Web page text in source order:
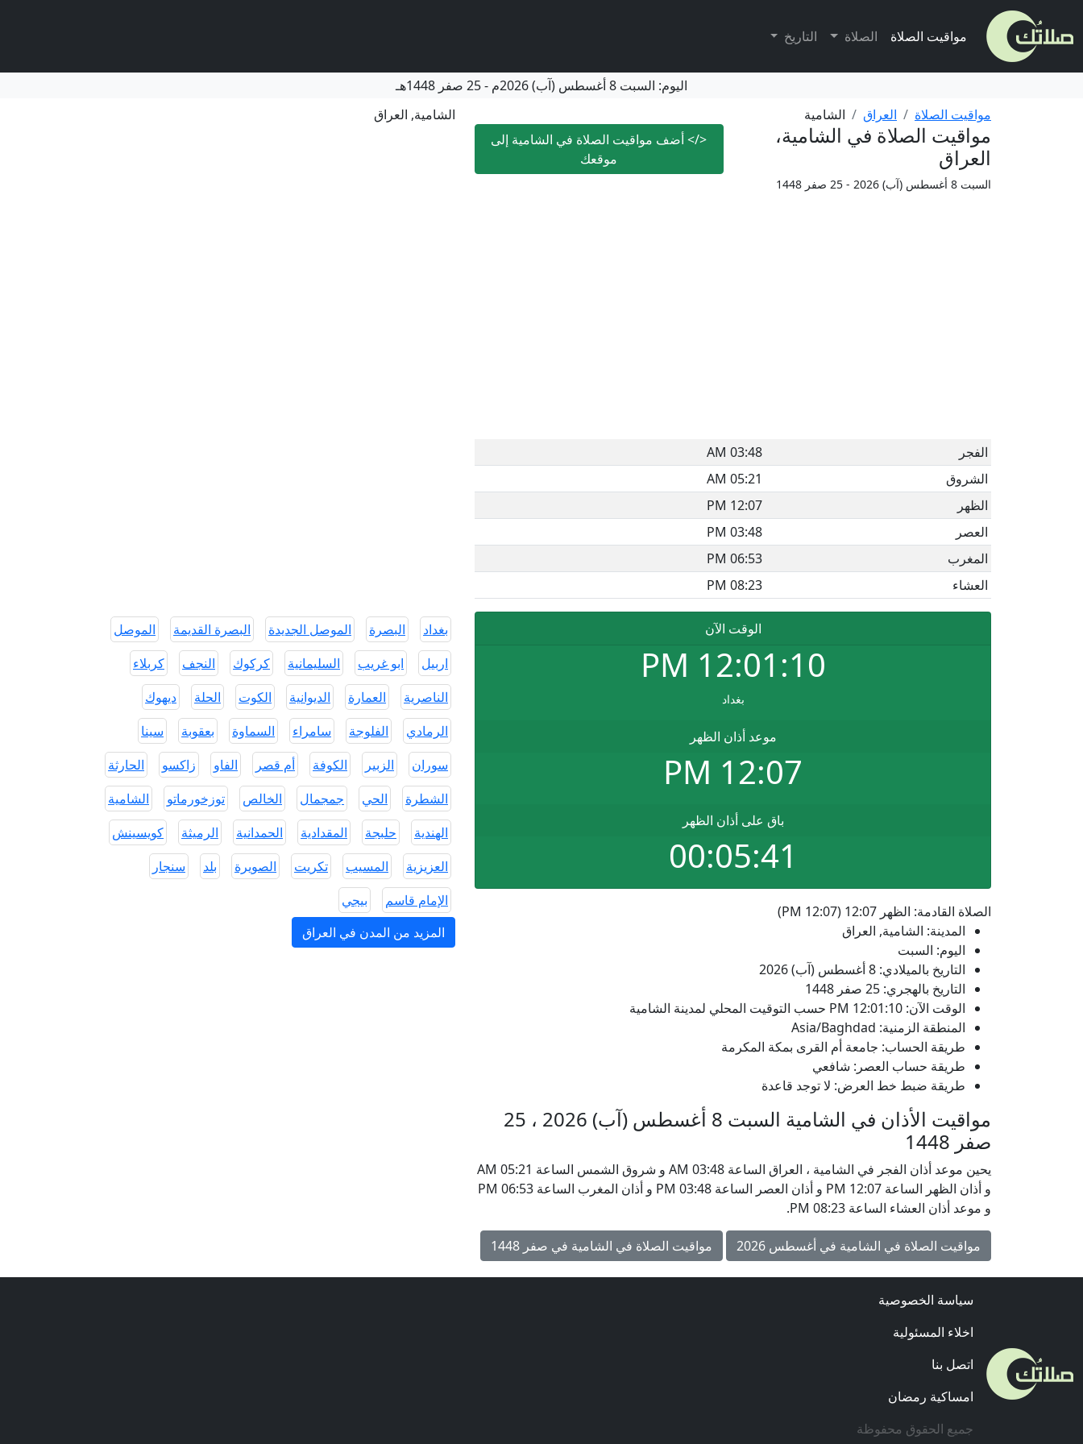
مواقيت الصلاة الصلاة التاريخ
اليوم: السبت 8 أغسطس (آب) 2026م -25 صفر 1448هـ
مواقيت الصلاة
العراق الشامية
مواقيت الصلاة في الشامية،
العراق
</>أضف مواقيت الصلاة في الشامية إلى
موقعك
السبت 8 أغسطس (آب) 2026 - 25 صفر 1448
الفجر
03:48 AM
الشروق
05:21 AM
الظهر
12:07 PM
العصر
03:48 PM
المغرب
06:53 PM
العشاء
08:23 PM
الوقت الآن
12:01:10
PM
بغداد
موعد أذان الظهر
12:07 PM
باق على أذان الظهر
00:05:41
الصلاة القادمة: الظهر 12:07 (12:07 PM)
المدينة: الشامية, العراق
اليوم: السبت
التاريخ بالميلادي: 8 أغسطس (آب) 2026
التاريخ بالهجري: 25 صفر 1448
الوقت الآن: 12:01:10
PM حسب التوقيت المحلي لمدينة الشامية
المنطقة الزمنية: Asia/Baghdad
طريقة الحساب: جامعة أم القرى بمكة المكرمة
طريقة حساب العصر: شافعي
طريقة ضبط خط العرض: لا توجد قاعدة
مواقيت الأذان في الشامية السبت 8 أغسطس (آب) 2026 ، 25
صفر 1448
يحين موعد أذان الفجر في الشامية ، العراق الساعة 03:48 AM و شروق الشمس الساعة 05:21 AM
و أذان الظهر الساعة 12:07 PM و أذان العصر الساعة 03:48 PM و أذان المغرب الساعة 06:53 PM
و موعد أذان العشاء الساعة 08:23 PM.
مواقيت الصلاة في الشامية في أغسطس 2026 مواقيت الصلاة في الشامية في صفر 1448
الشامية, العراق
بغداد البصرة الموصل الجديدة البصرة القديمة
الموصل
اربيل
ابو غريب السليمانية كركوك النجف
كربلاء
الناصرية
العمارة الديوانية الكوت الحلة
ديهوك
الرمادي
الفلوجة سامراء السماوة بعقوبة
سينا
سوران
الزبير الكوفة أم قصر الفاو زاكسو
الحارثة
الشطرة
الحي جمجمال الخالص توزخورماتو
الشامية
الهندية
حلبجة المقدادية الحمدانية الرميثة
كويسينش
العزيزية
المسيب تكريت الصويرة بلد
سنجار
الإمام قاسم
بيجي
المزيد من المدن في العراق
سياسة الخصوصية
اخلاء المسئولية
اتصل بنا
امساكية رمضان
جميع الحقوق محفوظة